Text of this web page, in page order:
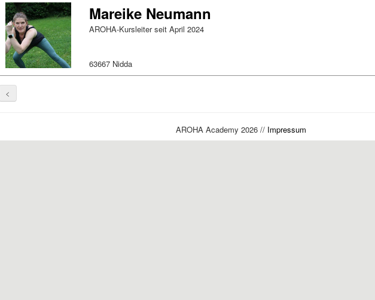
Mareike Neumann
AROHA-Kursleiter seit April 2024
63667 Nidda
<
AROHA Academy 2026 // Impressum